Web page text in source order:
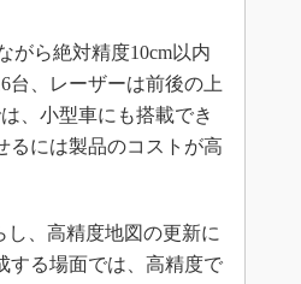
がら絶対精度10cm以内
台、レーザーは前後の上
、小型車にも搭載でき
るには製品のコストが高
、高精度地図の更新に
する場面では、高精度で